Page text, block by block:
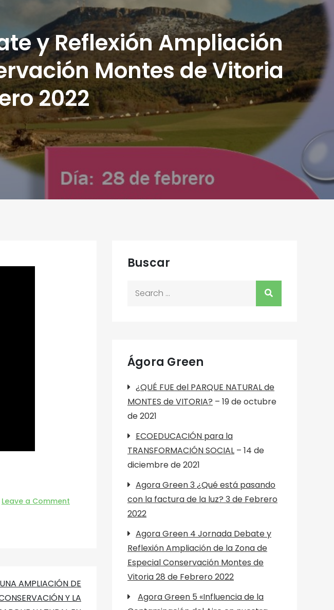
y Reflexión Ampliación
Montes de Vitoria
2022
Leave a Comment
AMPLIACIÓN DE
Y LA
Buscar
Ágora Green
¿QUÉ FUE del PARQUE NATURAL de
MONTES de VITORIA? – 19 de octubre
de 2021
ECOEDUCACIÓN para la
TRANSFORMACIÓN SOCIAL – 14 de
diciembre de 2021
Agora Green 3 ¿Qué está pasando
con la factura de la luz? 3 de Febrero
2022
Agora Green 4 Jornada Debate y
Reflexión Ampliación de la Zona de
Especial Conservación Montes de
Vitoria 28 de Febrero 2022
Agora Green 5 «Influencia de la